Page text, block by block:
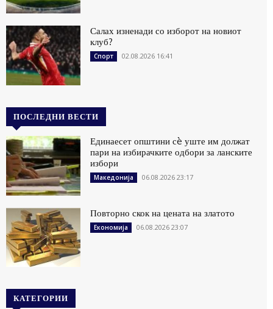
Салах изненади со изборот на новиот
клуб?
Спорт 02.08.2026 16:41
ПОСЛЕДНИ ВЕСТИ
Единаесет општини сè уште им должат
пари на избирачките одбори за ланските
избори
Македонија 06.08.2026 23:17
Повторно скок на цената на златото
Економија 06.08.2026 23:07
КАТЕГОРИИ